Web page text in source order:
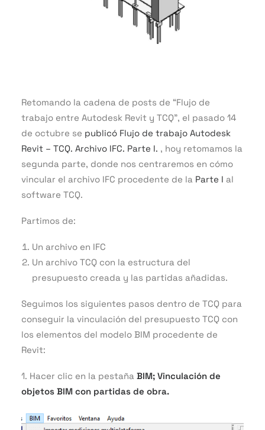
Retomando la cadena de posts de “Flujo de
trabajo entre Autodesk Revit y TCQ”, el pasado 14
de octubre se publicó Flujo de trabajo Autodesk
Revit – TCQ. Archivo IFC. Parte I. , hoy retomamos la
segunda parte, donde nos centraremos en cómo
vincular el archivo IFC procedente de la Parte I al
software TCQ.
Partimos de:
Un archivo en IFC
Un archivo TCQ con la estructura del
presupuesto creada y las partidas añadidas.
Seguimos los siguientes pasos dentro de TCQ para
conseguir la vinculación del presupuesto TCQ con
los elementos del modelo BIM procedente de
Revit:
1. Hacer clic en la pestaña BIM; Vinculación de
objetos BIM con partidas de obra.